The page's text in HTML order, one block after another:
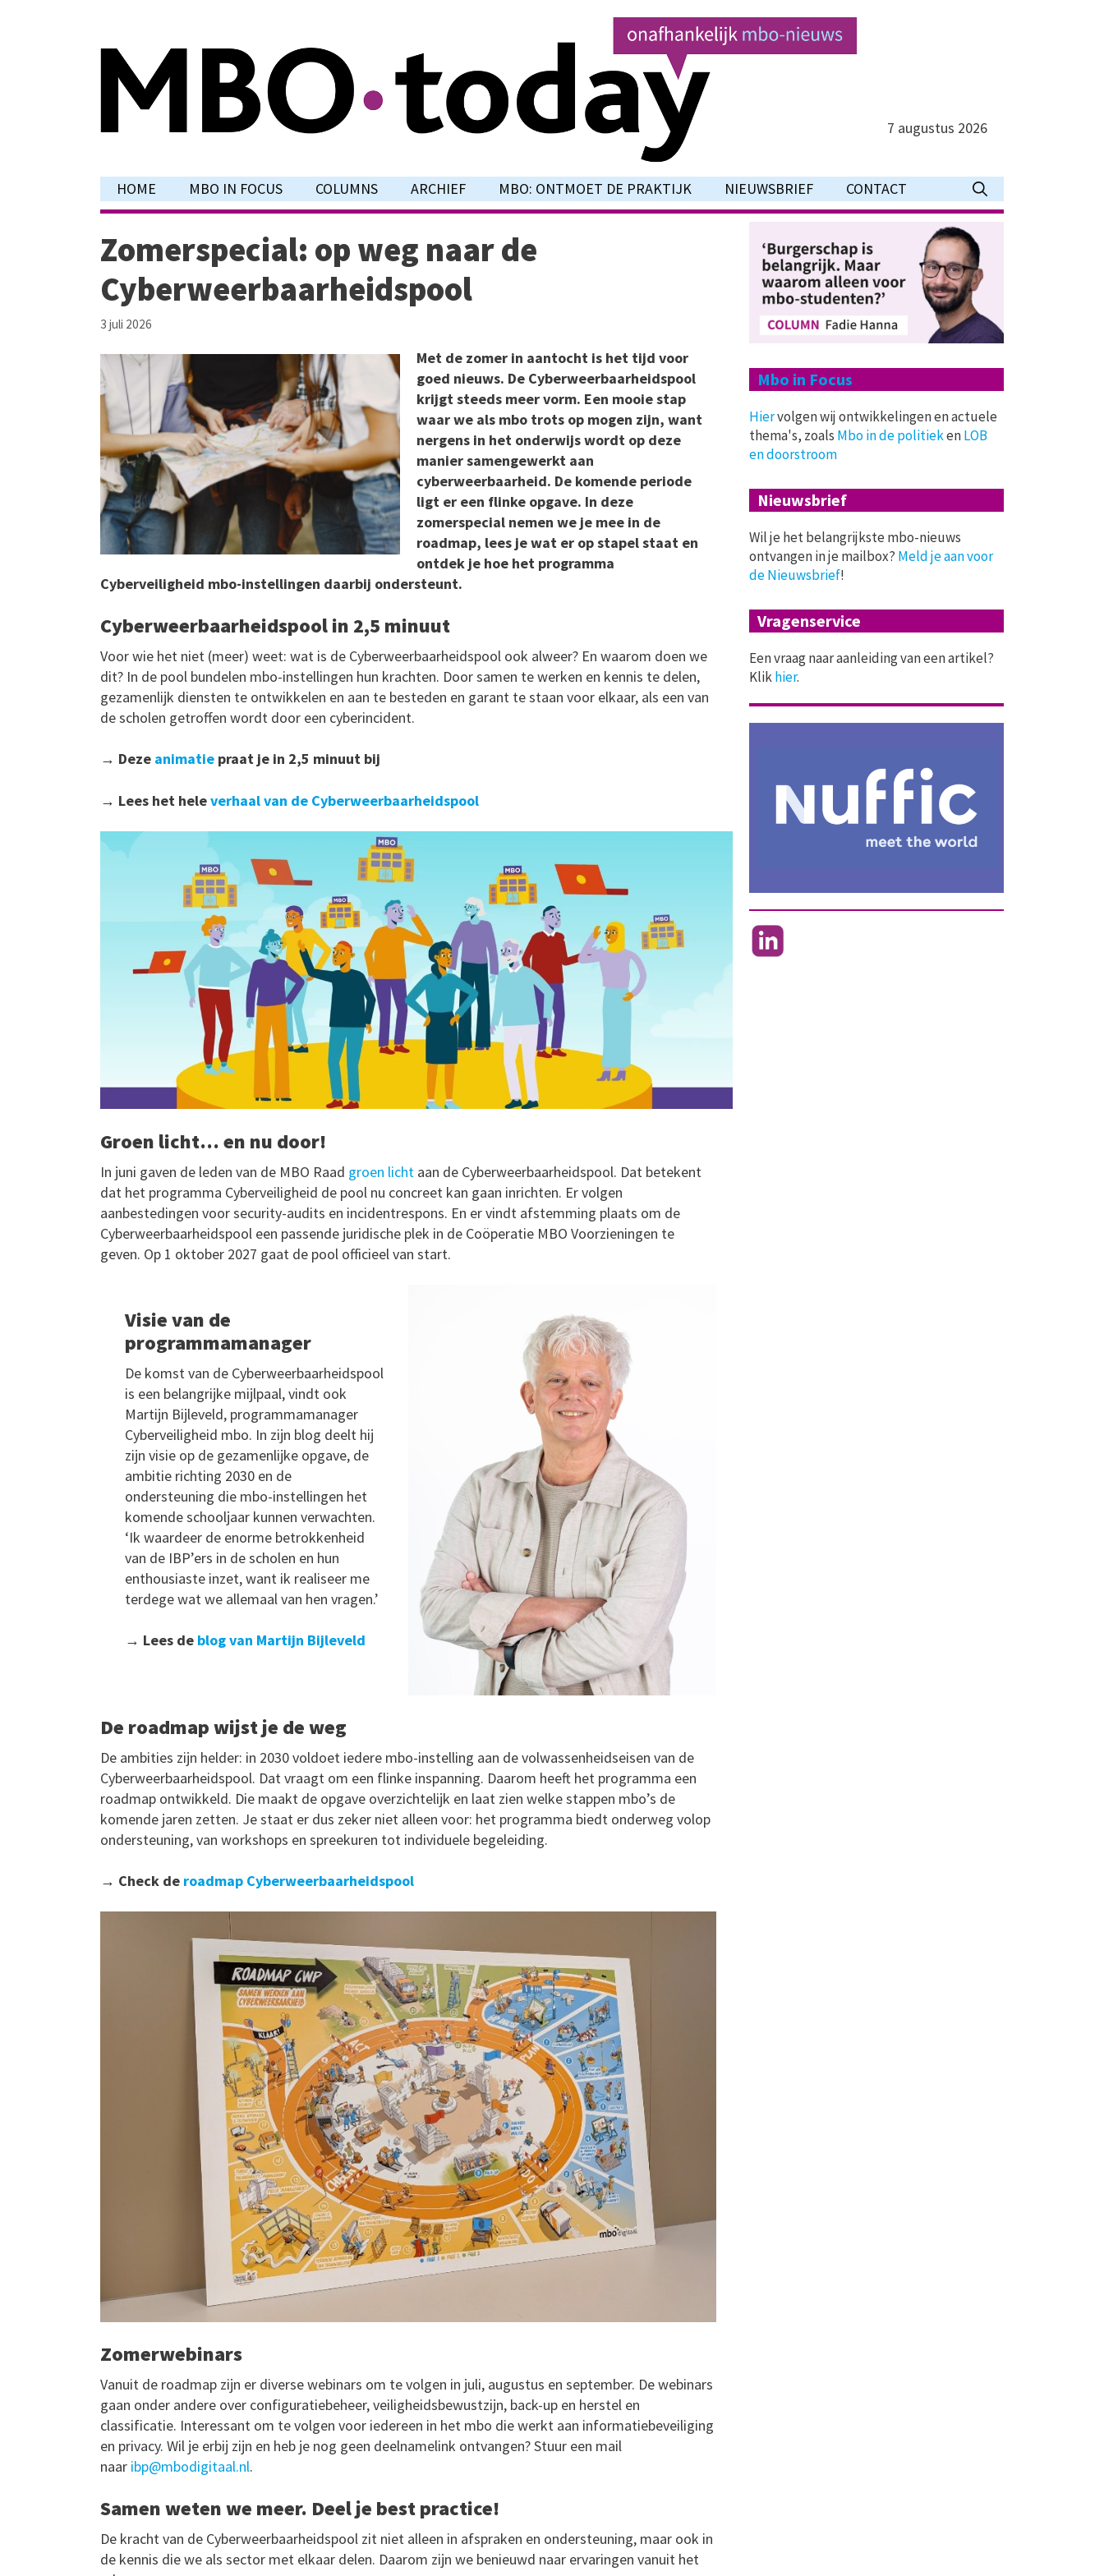
7 augustus 2026
HOME MBO IN FOCUS COLUMNS ARCHIEF MBO: ONTMOET DE PRAKTIJK NIEUWSBRIEF CONTACT
Zomerspecial: op weg naar de
Cyberweerbaarheidspool
3 juli 2026
Met de zomer in aantocht is het tijd voor
goed nieuws. De Cyberweerbaarheidspool
krijgt steeds meer vorm. Een mooie stap
waar we als mbo trots op mogen zijn, want
nergens in het onderwijs wordt op deze
manier samengewerkt aan
cyberweerbaarheid. De komende periode
ligt er een flinke opgave. In deze
zomerspecial nemen we je mee in de
roadmap, lees je wat er op stapel staat en
ontdek je hoe het programma
Cyberveiligheid mbo-instellingen daarbij ondersteunt.
Cyberweerbaarheidspool in 2,5 minuut
Voor wie het niet (meer) weet: wat is de Cyberweerbaarheidspool ook alweer? En waarom doen we
dit? In de pool bundelen mbo-instellingen hun krachten. Door samen te werken en kennis te delen,
gezamenlijk diensten te ontwikkelen en aan te besteden en garant te staan voor elkaar, als een van
de scholen getroffen wordt door een cyberincident.
→ Deze animatie praat je in 2,5 minuut bij
→ Lees het heleverhaal van de Cyberweerbaarheidspool
Groen licht… en nu door!
In juni gaven de leden van de MBO Raad groen licht aan de Cyberweerbaarheidspool. Dat betekent
dat het programma Cyberveiligheid de pool nu concreet kan gaan inrichten. Er volgen
aanbestedingen voor security-audits en incidentrespons. En er vindt afstemming plaats om de
Cyberweerbaarheidspool een passende juridische plek in de Coöperatie MBO Voorzieningen te
geven. Op 1 oktober 2027 gaat de pool officieel van start.
Visie van de
programmamanager
De komst van de Cyberweerbaarheidspool
is een belangrijke mijlpaal, vindt ook
Martijn Bijleveld, programmamanager
Cyberveiligheid mbo. In zijn blog deelt hij
zijn visie op de gezamenlijke opgave, de
ambitie richting 2030 en de
ondersteuning die mbo-instellingen het
komende schooljaar kunnen verwachten.
‘Ik waardeer de enorme betrokkenheid
van de IBP’ers in de scholen en hun
enthousiaste inzet, want ik realiseer me
terdege wat we allemaal van hen vragen.’
→ Lees de blog van Martijn Bijleveld
De roadmap wijst je de weg
De ambities zijn helder: in 2030 voldoet iedere mbo-instelling aan de volwassenheidseisen van de
Cyberweerbaarheidspool. Dat vraagt om een flinke inspanning. Daarom heeft het programma een
roadmap ontwikkeld. Die maakt de opgave overzichtelijk en laat zien welke stappen mbo’s de
komende jaren zetten. Je staat er dus zeker niet alleen voor: het programma biedt onderweg volop
ondersteuning, van workshops en spreekuren tot individuele begeleiding.
→ Check de roadmap Cyberweerbaarheidspool
Zomerwebinars
Vanuit de roadmap zijn er diverse webinars om te volgen in juli, augustus en september. De webinars
gaan onder andere over configuratiebeheer, veiligheidsbewustzijn, back-up en herstel en
classificatie. Interessant om te volgen voor iedereen in het mbo die werkt aan informatiebeveiliging
en privacy. Wil je erbij zijn en heb je nog geen deelnamelink ontvangen? Stuur een mail
naar ibp@mbodigitaal.nl.
Samen weten we meer. Deel je best practice!
De kracht van de Cyberweerbaarheidspool zit niet alleen in afspraken en ondersteuning, maar ook in
de kennis die we als sector met elkaar delen. Daarom zijn we benieuwd naar ervaringen vanuit het
Mbo in Focus
Hiervolgen wij ontwikkelingen en actuele
thema's, zoals Mbo in de politiekenLOB
en doorstroom
Nieuwsbrief
Wil je het belangrijkste mbo-nieuws
ontvangen in je mailbox? Meld je aan voor
de Nieuwsbrief!
Vragenservice
Een vraag naar aanleiding van een artikel?
Klikhier.